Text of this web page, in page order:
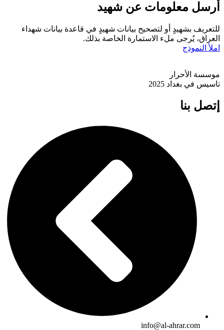
أرسل معلومات عن شهيد
للتعريف بشهيدٍ أو لتصحيح بيانات شهيدٍ في قاعدة بيانات شهداء
العراق، يُرجى ملء الاستمارة الخاصة بذلك.
املأ النموذج
موسسة الأحرار
تاسيس في بغداد 2025
إتصل بنا
info@al-ahrar.com